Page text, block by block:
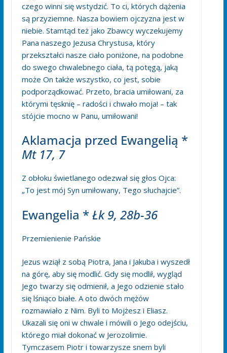
czego winni się wstydzić. To ci, których dążenia
są przyziemne. Nasza bowiem ojczyzna jest w
niebie. Stamtąd też jako Zbawcy wyczekujemy
Pana naszego Jezusa Chrystusa, który
przekształci nasze ciało poniżone, na podobne
do swego chwalebnego ciała, tą potęgą, jaką
może On także wszystko, co jest, sobie
podporządkować. Przeto, bracia umiłowani, za
którymi tęsknię – radości i chwało moja! – tak
stójcie mocno w Panu, umiłowani!
Aklamacja przed Ewangelią *
Mt 17, 7
Z obłoku świetlanego odezwał się głos Ojca:
„To jest mój Syn umiłowany, Tego słuchajcie”.
Ewangelia * Łk 9, 28b-36
Przemienienie Pańskie
Jezus wziął z sobą Piotra, Jana i Jakuba i wyszedł
na górę, aby się modlić. Gdy się modlił, wygląd
Jego twarzy się odmienił, a Jego odzienie stało
się lśniąco białe. A oto dwóch mężów
rozmawiało z Nim. Byli to Mojżesz i Eliasz.
Ukazali się oni w chwale i mówili o Jego odejściu,
którego miał dokonać w Jerozolimie.
Tymczasem Piotr i towarzysze snem byli